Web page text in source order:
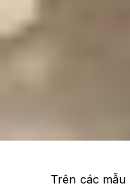
Trên các mẫu